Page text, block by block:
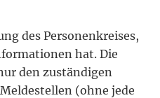
des Personenkreises,
hat. Die
den zuständigen
(ohne jede